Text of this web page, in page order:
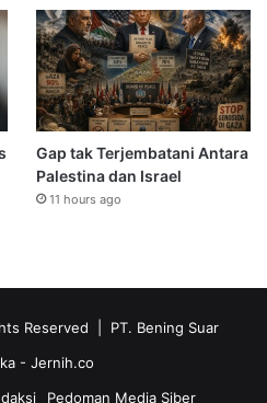
Gap tak Terjembatani Antara
Palestina dan Israel
11 hours ago
Reserved | PT. Bening Suar
- Jernih.co
Pedoman Media Siber